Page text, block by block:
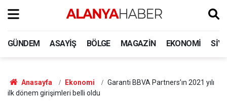
GÜNDEM ASAYIŞ BÖLGE MAGAZIN EKONOMI
Anasayfa Ekonomi
Garanti BBVA Partners’ın 2021 yılı
ilk dönem girişimleri belli oldu